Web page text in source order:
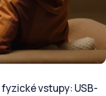
vstupy: USB-